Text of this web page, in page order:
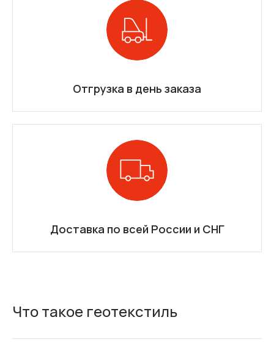
Отгрузка в день заказа
Доставка по всей России и СНГ
Что такое геотекстиль